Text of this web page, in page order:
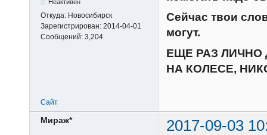
Неактивен
Откуда: Новосибирск
Зарегистрирован: 2014-04-01
Сообщений: 3,204
Сейчас твои
могут.
ЕЩЕ РАЗ
НА КОЛЕСЕ,
Сайт
Мираж* 2017-09-03